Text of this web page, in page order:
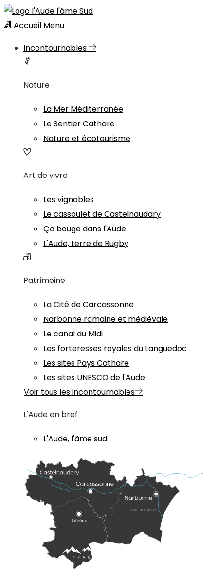
Accueil Menu
Incontournables
Nature
La Mer Méditerranée
Le Sentier Cathare
Nature et écotourisme
Art de vivre
Les vignobles
Le cassoulet de Castelnaudary
Ça bouge dans l'Aude
L'Aude, terre de Rugby
Patrimoine
La Cité de Carcassonne
Narbonne romaine et médiévale
Le canal du Midi
Les forteresses royales du Languedoc
Les sites Pays Cathare
Les sites UNESCO de l'Aude
Voir tous les incontournables
L'Aude en bref
L'Aude, l'âme sud